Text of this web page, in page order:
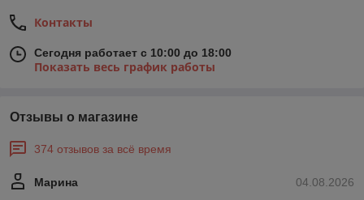
Контакты
Сегодня работает с 10:00 до 18:00
Показать весь график работы
Отзывы о магазине
374 отзывов за всё время
04.08.2026
Марина